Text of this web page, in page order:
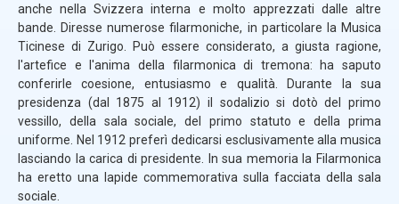
anche nella Svizzera interna e molto apprezzati dalle altre
bande. Diresse numerose filarmoniche, in particolare la Musica
Ticinese di Zurigo. Può essere considerato, a giusta ragione,
l'artefice e l'anima della filarmonica di tremona: ha saputo
conferirle coesione, entusiasmo e qualità. Durante la sua
presidenza (dal 1875 al 1912) il sodalizio si dotò del primo
vessillo, della sala sociale, del primo statuto e della prima
uniforme. Nel 1912 preferì dedicarsi esclusivamente alla musica
lasciando la carica di presidente. In sua memoria la Filarmonica
ha eretto una lapide commemorativa sulla facciata della sala
sociale.